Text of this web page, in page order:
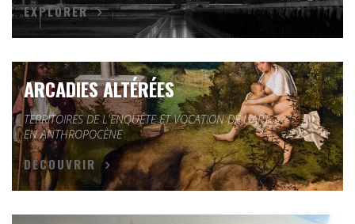
EXPLORER
ARCADIES ALTÉRÉES
TERRITOIRES DE L'ENQUÊTE ET VOCATION DE L'ART
EN ANTHROPOCÈNE
DÉCOUVRIR